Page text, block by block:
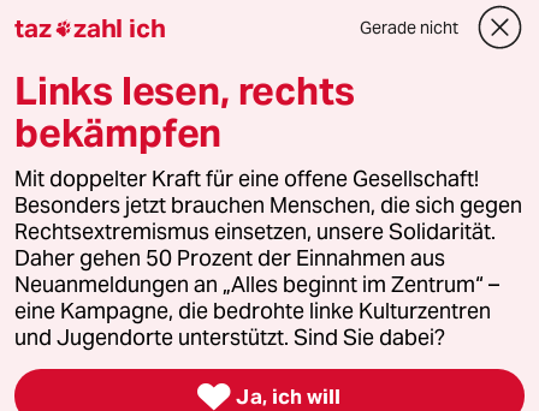
Downloads für Abonnierende
© 2026 taz Verlags und Vertriebs GmbH
Alle Rechte vorbehalten. Bei rechtlichen Fragen oder für Genehmigungen
wenden Sie sich bitte an
lizenzen@taz.de
Feedback Redaktionsstatut Kommune-Richtlinien
Leitlinie Informant Datenschutz Impressum AGB
Seitenwende Einwilligungen widerrufen (Ads)
taz zahl ich Gerade nicht
Links lesen, rechts
bekämpfen
Mit doppelter Kraft für eine offene Gesellschaft!
Besonders jetzt brauchen Menschen, die sich gegen
Rechtsextremismus einsetzen, unsere Solidarität.
Daher gehen 50 Prozent der Einnahmen aus
Neuanmeldungen an „Alles beginnt im Zentrum“ –
eine Kampagne, die bedrohte linke Kulturzentren
und Jugendorte unterstützt. Sind Sie dabei?
 Ja, ich will